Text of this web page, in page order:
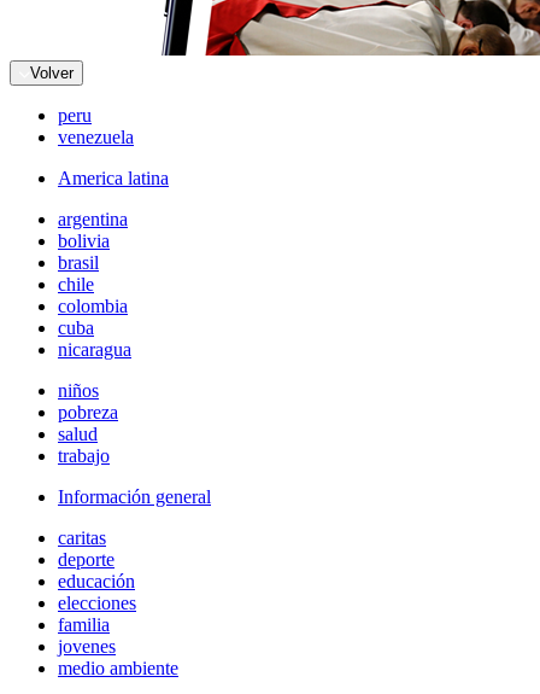
Volver
peru
venezuela
America latina
argentina
bolivia
brasil
chile
colombia
cuba
nicaragua
niños
pobreza
salud
trabajo
Información general
caritas
deporte
educación
elecciones
familia
jovenes
medio ambiente